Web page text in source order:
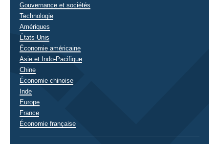
Gouvernance et sociétés
Technologie
Régions
Amériques
États-Unis
Économie américaine
Asie et Indo-Pacifique
Chine
Économie chinoise
Inde
Europe
France
Économie française